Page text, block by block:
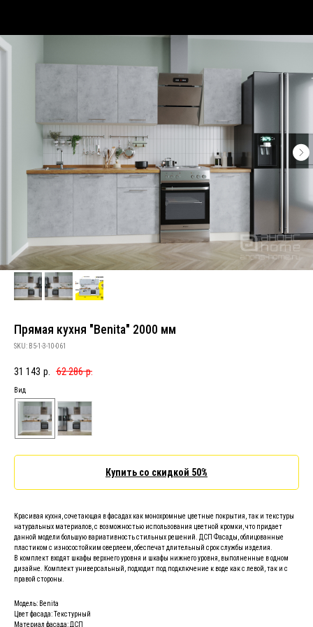
Прямая кухня "Benita" 2000 мм
SKU: B5-1-3-10-061
31 143 р. 62 286 р.
Вид
Купить со скидкой 50%
Красивая кухня, сочетающая в фасадах как монохромные цветные покрытия, так и текстуры
натуральных материалов, с возможностью использования цветной кромки, что придает
данной модели большую вариативность стильных решений. ДСП Фасады, облицованные
пластиком с износостойким оверлеем, обеспечат длительный срок службы изделия.
В комплект входят шкафы верхнего уровня и шкафы нижнего уровня, выполненные в одном
дизайне. Комплект универсальный, подходит под подключение к воде как с левой, так и с
правой стороны.
Модель: Benita
Цвет фасада: Текстурный
Материал фасада: ДСП